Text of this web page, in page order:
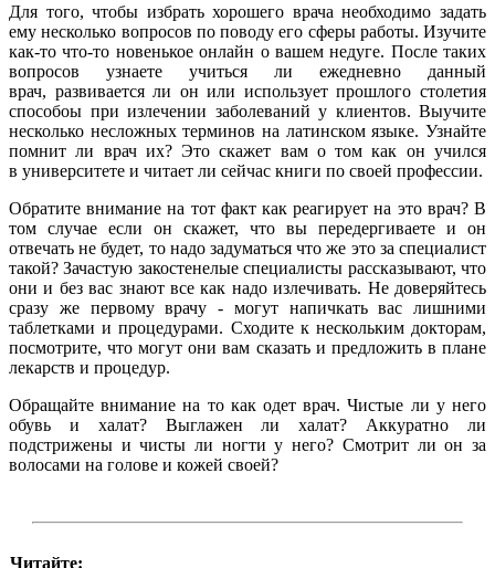
Для того, чтобы избрать хорошего врача необходимо задать
ему несколько вопросов по поводу его сферы работы. Изучите
как-то что-то новенькое онлайн о вашем недуге. После таких
вопросов узнаете учиться ли ежедневно данный
врач, развивается ли он или использует прошлого столетия
способоы при излечении заболеваний у клиентов. Выучите
несколько несложных терминов на латинском языке. Узнайте
помнит ли врач их? Это скажет вам о том как он учился
в университете и читает ли сейчас книги по своей профессии.
Обратите внимание на тот факт как реагирует на это врач? В
том случае если он скажет, что вы передергиваете и он
отвечать не будет, то надо задуматься что же это за специалист
такой? Зачастую закостенелые специалисты рассказывают, что
они и без вас знают все как надо излечивать. Не доверяйтесь
сразу же первому врачу - могут напичкать вас лишними
таблетками и процедурами. Сходите к нескольким докторам,
посмотрите, что могут они вам сказать и предложить в плане
лекарств и процедур.
Обращайте внимание на то как одет врач. Чистые ли у него
обувь и халат? Выглажен ли халат? Аккуратно ли
подстрижены и чисты ли ногти у него? Смотрит ли он за
волосами на голове и кожей своей?
Читайте: